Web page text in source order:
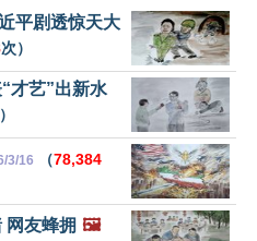
平剧透惊天大
次）
才艺”出新水
3/16 （78,384
网友蜂拥 🖼️